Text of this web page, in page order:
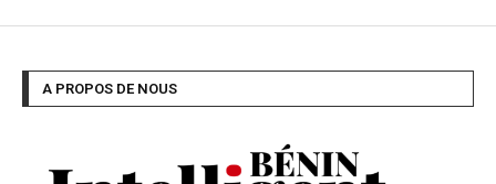
A PROPOS DE NOUS